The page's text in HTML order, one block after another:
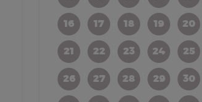
16 17 18 19 20
21 22 23 24 25
26 27 28 29 30